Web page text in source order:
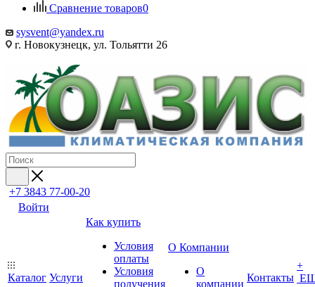
Сравнение товаров0
sysvent@yandex.ru
г. Новокузнецк, ул. Тольятти 26
+7 3843 77-00-20
Войти
Каталог Услуги
Как купить
Условия
оплаты
Условия
получения
О Компании
О
компании
Контакты
+